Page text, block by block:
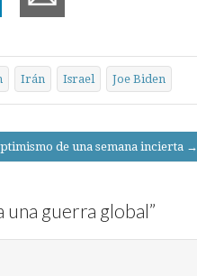
Irán Israel Joe Biden
de una semana incierta →
una guerra global”